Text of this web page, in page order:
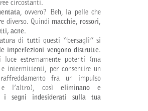
circostanti.
, ovvero? Beh, la pelle che
diverso. Quindi macchie, rossori,
acne.
di tutti questi “bersagli” si
le imperfezioni vengono distrutte.
luce estremamente potenti (ma
intermittenti, per consentire un
fra un impulso
e l’altro), così eliminano e
i segni indesiderati sulla tua